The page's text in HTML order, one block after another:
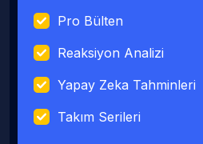
Pro Bülten
Reaksiyon Analizi
Yapay Zeka Tahminleri
Takım Serileri